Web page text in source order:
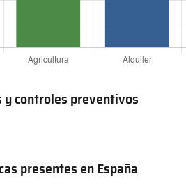
controles preventivos
presentes en España